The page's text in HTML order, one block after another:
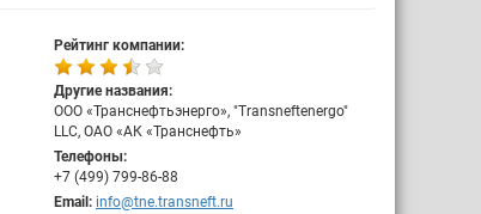
Рейтинг компании:
Другие названия:
ООО «Транснефтьэнерго», "Transneftenergo"
LLC, ОАО «АК «Транснефть»
Телефоны:
+7 (499) 799-86-88
Email: info@tne.transneft.ru